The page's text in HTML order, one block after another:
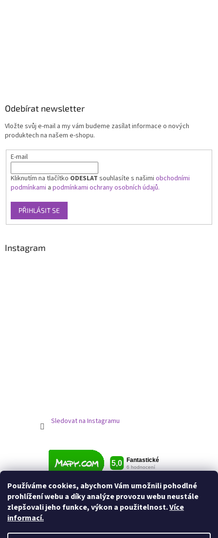
Používáme cookies, abychom Vám umožnili pohodlné
prohlížení webu a díky analýze provozu webu neustále
zlepšovali jeho funkce, výkon a použitelnost.Více
informací.
Odebírat newsletter
Vložte svůj e-mail a my vám budeme zasílat informace o nových
produktech na našem e-shopu.
E-mail
Kliknutím na tlačítko ODESLAT souhlasíte s našimi obchodními
podmínkami a podmínkami ochrany osobních údajů.
PŘIHLÁSIT SE
Instagram
Sledovat na Instagramu